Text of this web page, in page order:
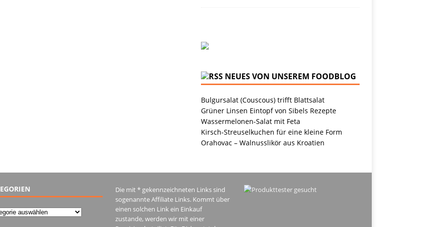
NEUES VON UNSEREM FOODBLOG
Bulgursalat (Couscous) trifft Blattsalat
Grüner Linsen Eintopf von Sibels Rezepte
Wassermelonen-Salat mit Feta
Kirsch-Streuselkuchen für eine kleine Form
Orahovac – Walnusslikör aus Kroatien
Die mit * gekennzeichneten Links sind
sogenannte Affiliate Links. Kommt über
einen solchen Link ein Einkauf
zustande, werden wir mit einer